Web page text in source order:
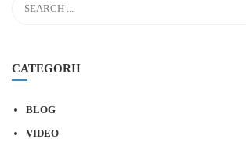
CATEGORII
BLOG
VIDEO